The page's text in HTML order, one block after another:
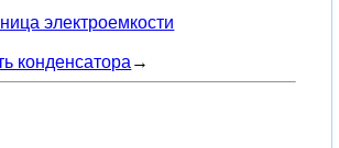
электроемкости
конденсатора →